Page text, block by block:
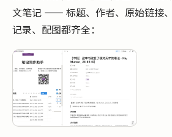
文笔记 —— 标题、作者、原始链接
记录、配图都齐全：